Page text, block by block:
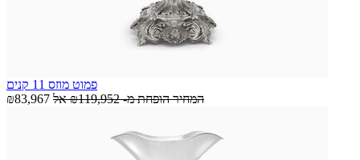
פמוט מוזס 11 קנים
₪83,967
המחיר הופחת מ-₪119,952 אל